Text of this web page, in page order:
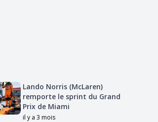
Lando Norris (McLaren)
remporte le sprint du Grand
Prix de Miami
il y a 3 mois